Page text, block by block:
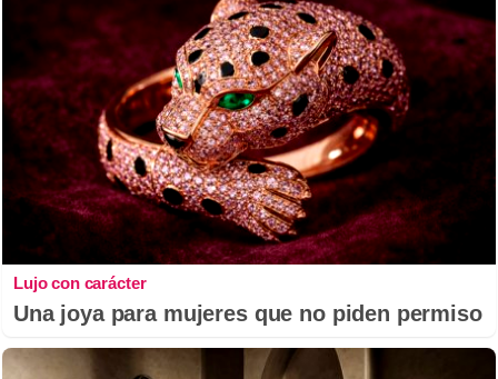
Lujo con carácter
Una joya para mujeres que no piden permiso